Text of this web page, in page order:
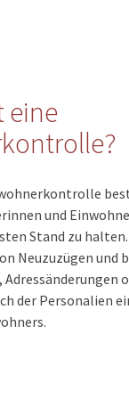
eine
und
Stand zu
Neuzuzügen und
der Personalien